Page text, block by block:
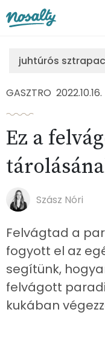
juhtúrós
GASZTRO 2022.10.16.
Ez a
Szász Nóri
Felvágtad a
fogyott el az
segítünk,
felvágott
kukában